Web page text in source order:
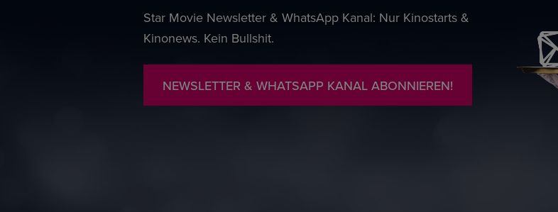
Star Movie Newsletter & WhatsApp Kanal: Nur Kinostarts &
Kinonews. Kein Bullshit.
NEWSLETTER & WHATSAPP KANAL ABONNIEREN!